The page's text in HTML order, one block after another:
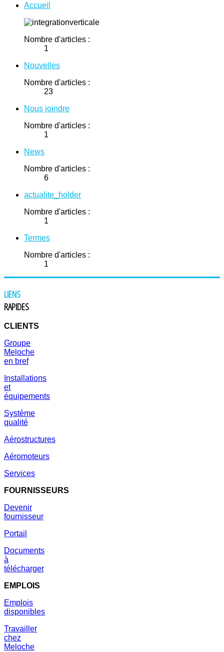
Accueil
Nombre d'articles :
1
Nouvelles
Nombre d'articles :
23
Nous joindre
Nombre d'articles :
1
News
Nombre d'articles :
6
actualite_holder
Nombre d'articles :
1
Termes
Nombre d'articles :
1
LIENS
RAPIDES
CLIENTS
Groupe
Meloche
en bref
Installations
et
équipements
Système
qualité
Aérostructures
Aéromoteurs
Services
FOURNISSEURS
Devenir
fournisseur
Portail
Documents
à
télécharger
EMPLOIS
Emplois
disponibles
Travailler
chez
Meloche